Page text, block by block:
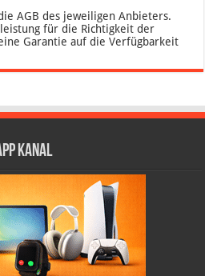
AGB des jeweiligen Anbieters.
für die Richtigkeit der
Garantie auf die Verfügbarkeit
Kanal